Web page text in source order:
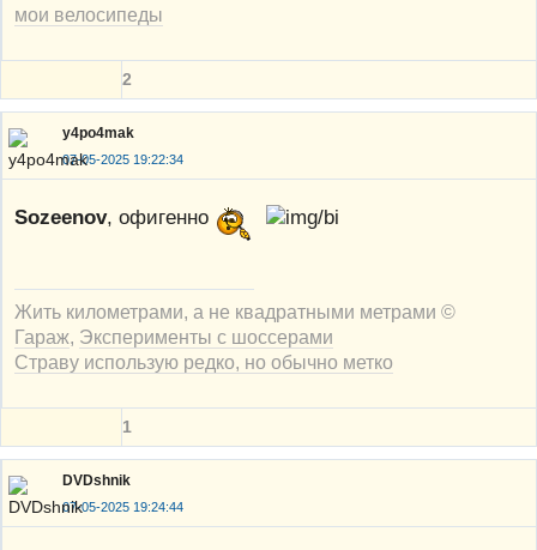
мои велосипеды
2
y4po4mak
07-05-2025 19:22:34
Sozeenov, офигенно
Жить километрами, а не квадратными метрами ©
Гараж, Эксперименты с шоссерами
Страву использую редко, но обычно метко
1
DVDshnik
07-05-2025 19:24:44